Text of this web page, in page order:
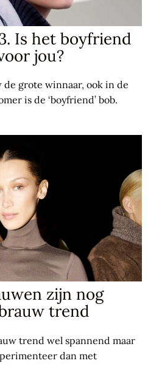
Is het boyfriend
jou?
de grote winnaar, ook in de
is de ‘boyfriend’ bob.
zijn nog
trend
trend wel spannend maar
dan met